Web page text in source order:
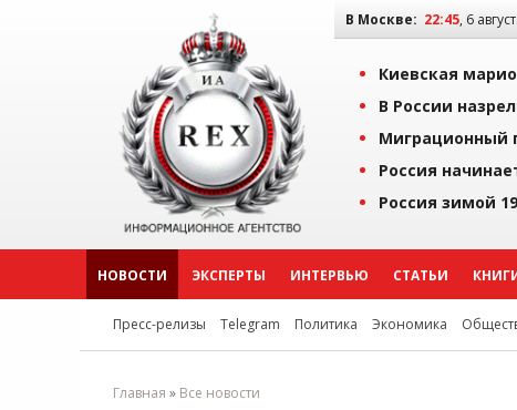
В Москве: 22:45, 6
Киевская
В России
Миграционный
Россия
Россия зимой
НОВОСТИ ЭКСПЕРТЫ ИНТЕРВЬЮ СТАТЬИ
Пресс-релизы Telegram Политика Экономика
Главная » Все новости